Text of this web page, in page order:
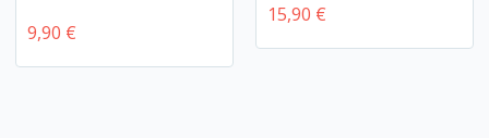
9,90 €
15,90 €